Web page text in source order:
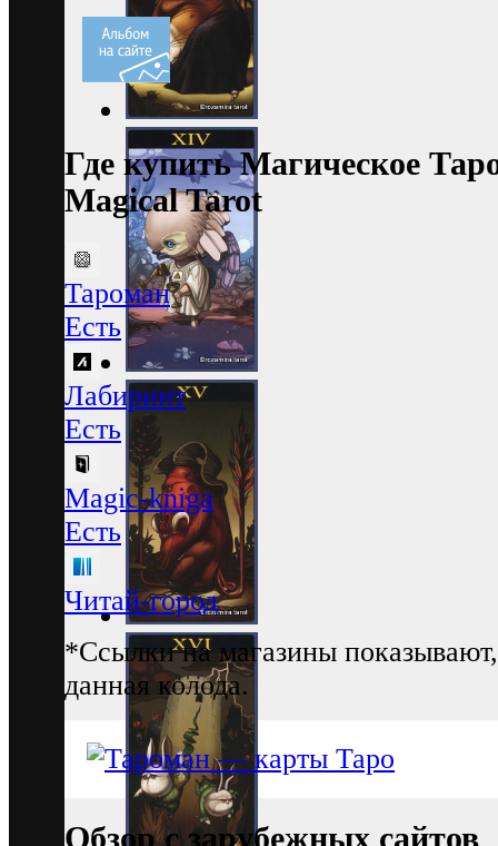
Где купить Магическое
Magical Tarot
Тароман
Есть
Лабиринт
Есть
Magic-kniga
Есть
Читай-город
*Ссылки на магазины
данная колода.
Обзор с зарубежных сайтов